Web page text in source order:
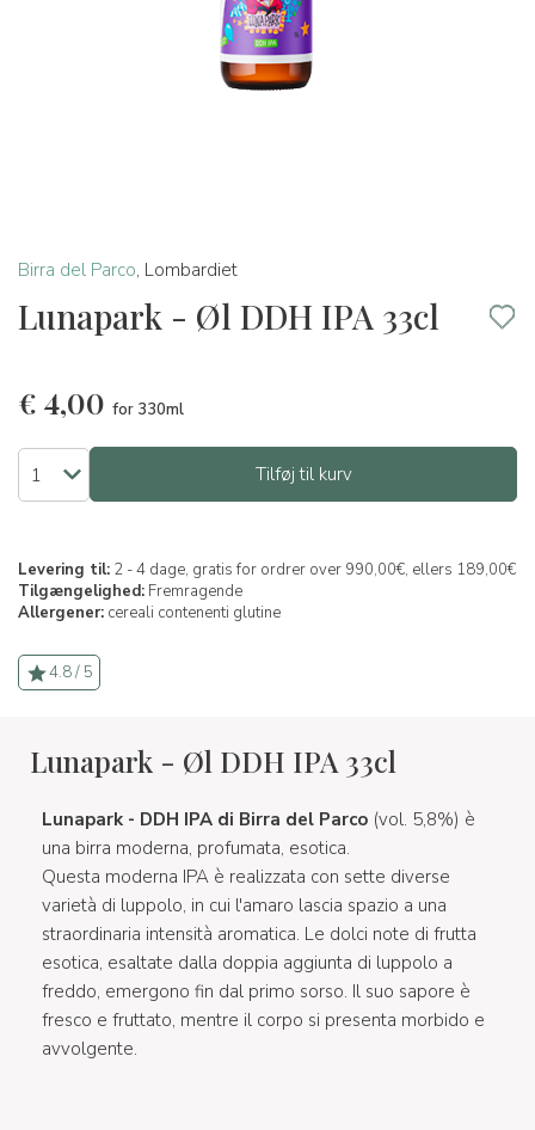
Birra del Parco, Lombardiet
Lunapark - Øl DDH IPA 33cl
€ 4,00 for 330ml
Tilføj til kurv
Levering til: 2 - 4 dage, gratis for ordrer over 990,00€, ellers 189,00€
Tilgængelighed: Fremragende
Allergener: cereali contenenti glutine
4.8 / 5
Lunapark - Øl DDH IPA 33cl
Lunapark - DDH IPA di Birra del Parco (vol. 5,8%) è
una birra moderna, profumata, esotica.
Questa moderna IPA è realizzata con sette diverse
varietà di luppolo, in cui l'amaro lascia spazio a una
straordinaria intensità aromatica. Le dolci note di frutta
esotica, esaltate dalla doppia aggiunta di luppolo a
freddo, emergono fin dal primo sorso. Il suo sapore è
fresco e fruttato, mentre il corpo si presenta morbido e
avvolgente.